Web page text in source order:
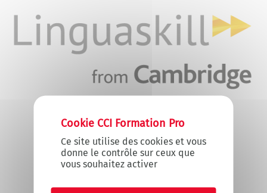
Ce site utilise des cookies et vous
donne le contrôle sur ceux que
vous souhaitez activer